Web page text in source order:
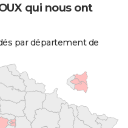
qui nous ont
par département de